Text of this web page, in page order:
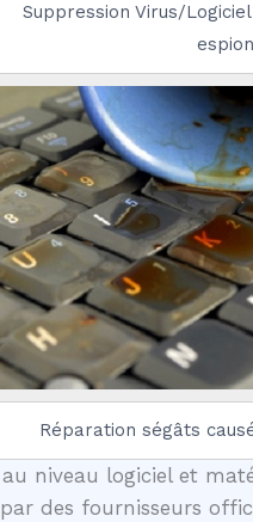
Suppression Virus/
espion
Réparation ségâts
niveau logiciel et
des fournisseurs